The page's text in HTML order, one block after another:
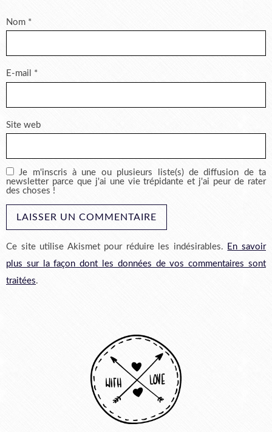
Nom *
E-mail *
Site web
Je m'inscris à une ou plusieurs liste(s) de diffusion de ta
newsletter parce que j'ai une vie trépidante et j'ai peur de rater
des choses !
Ce site utilise Akismet pour réduire les indésirables. En savoir
plus sur la façon dont les données de vos commentaires sont
traitées.